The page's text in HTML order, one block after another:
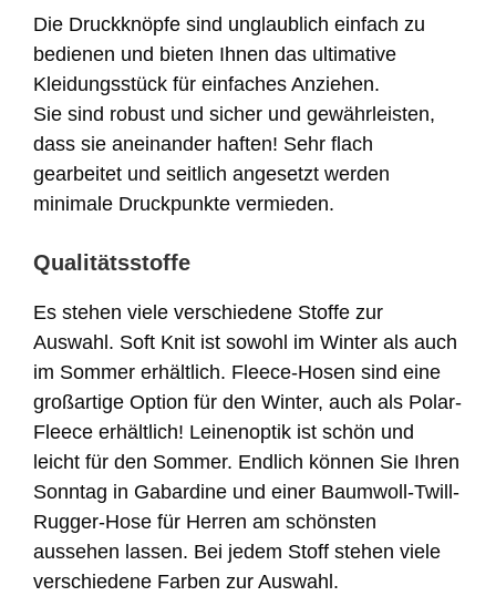
Die Druckknöpfe sind unglaublich einfach zu
bedienen und bieten Ihnen das ultimative
Kleidungsstück für einfaches Anziehen.
Sie sind robust und sicher und gewährleisten,
dass sie aneinander haften! Sehr flach
gearbeitet und seitlich angesetzt werden
minimale Druckpunkte vermieden.
Qualitätsstoffe
Es stehen viele verschiedene Stoffe zur
Auswahl. Soft Knit ist sowohl im Winter als auch
im Sommer erhältlich. Fleece-Hosen sind eine
großartige Option für den Winter, auch als Polar-
Fleece erhältlich! Leinenoptik ist schön und
leicht für den Sommer. Endlich können Sie Ihren
Sonntag in Gabardine und einer Baumwoll-Twill-
Rugger-Hose für Herren am schönsten
aussehen lassen. Bei jedem Stoff stehen viele
verschiedene Farben zur Auswahl.